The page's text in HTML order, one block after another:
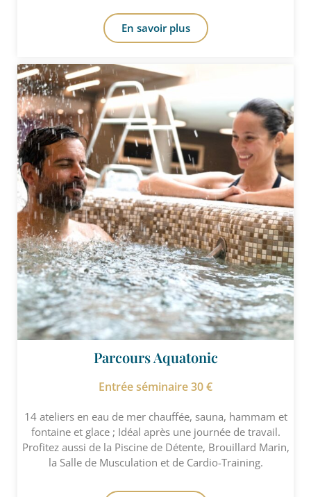
En savoir plus
Parcours Aquatonic
Entrée séminaire 30 €
14 ateliers en eau de mer chauffée, sauna, hammam et
fontaine et glace ; Idéal après une journée de travail.
Profitez aussi de la Piscine de Détente, Brouillard Marin,
la Salle de Musculation et de Cardio-Training.